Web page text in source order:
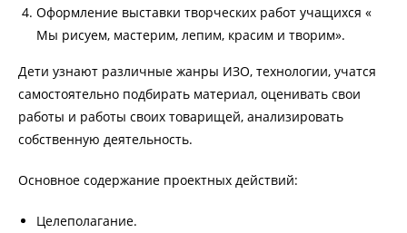
Оформление выставки творческих работ учащихся «
Мы рисуем, мастерим, лепим, красим и творим».
Дети узнают различные жанры ИЗО, технологии, учатся
самостоятельно подбирать материал, оценивать свои
работы и работы своих товарищей, анализировать
собственную деятельность.
Основное содержание проектных действий:
Целеполагание.